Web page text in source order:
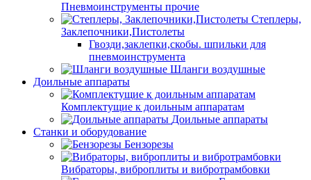
Пневмоинструменты прочие
Степлеры,
Заклепочники,Пистолеты
Гвозди,заклепки,скобы. шпильки для
пневмоинструмента
Шланги воздушные
Доильные аппараты
Комплектущие к доильным аппаратам
Доильные аппараты
Станки и оборудование
Бензорезы
Вибраторы, виброплиты и вибротрамбовки